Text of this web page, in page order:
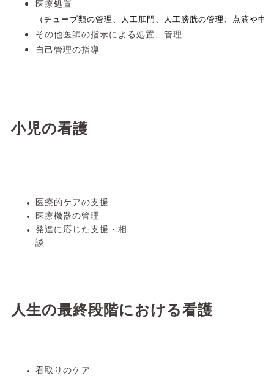
医療処置
（チューブ類の管理、人工肛門、
人工膀胱の管理、点滴や中
その他医師の指示による処置、管理
自己管理の指導
小児の看護
医療的ケアの支援
医療機器の管理
発達に応じた支援・相
人生の最終段階における看護
看取りのケア